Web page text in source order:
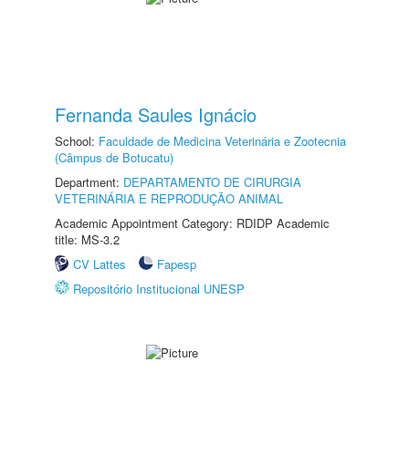
Fernanda Saules Ignácio
School: Faculdade de Medicina Veterinária e Zootecnia
(Câmpus de Botucatu)
Department: DEPARTAMENTO DE CIRURGIA
VETERINÁRIA E REPRODUÇÃO ANIMAL
Academic Appointment Category: RDIDP Academic
title: MS-3.2
CV Lattes
Fapesp
Repositório Institucional UNESP